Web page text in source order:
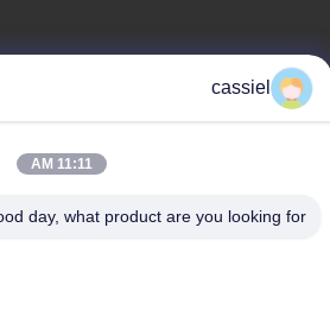
العنوان
cassiel
11:11 AM
day, what product are you looking for?